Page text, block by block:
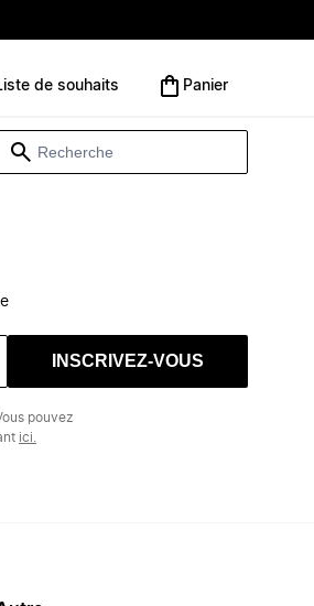
de souhaits Panier
INSCRIVEZ-VOUS
pouvez
ici.